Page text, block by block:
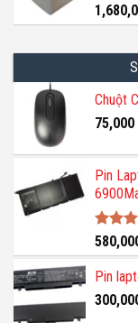
Chuột
75,000
Pin
Được
hạng
5 sao
Pin